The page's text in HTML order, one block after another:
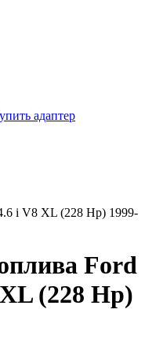
адаптер
i V8 XL (228 Hp) 1999-
Ford
(228 Hp)